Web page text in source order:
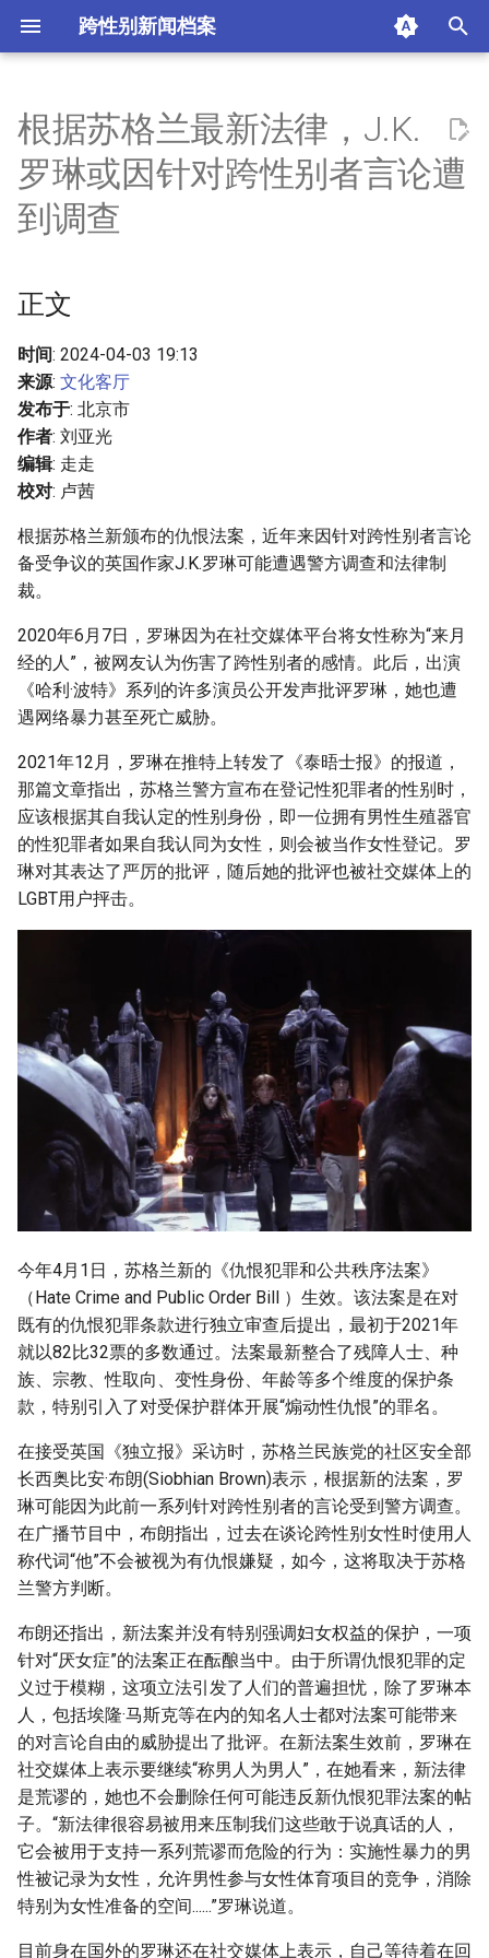
跨性别新闻档案
n
t
i
i
z
n
g
s
e
r
正文
参考链接
附加信息 [Processed Page
根据苏格兰最新法律，J.K.
罗琳或因针对跨性别者言论遭
到调查
正文
时间: 2024-04-03 19:13
来源: 文化客厅
发布于: 北京市
作者: 刘亚光
编辑: 走走
校对: 卢茜
根据苏格兰新颁布的仇恨法案，近年来因针对跨性别者言论
备受争议的英国作家J.K.罗琳可能遭遇警方调查和法律制
裁。
2020年6月7日，罗琳因为在社交媒体平台将女性称为“来月
经的人”，被网友认为伤害了跨性别者的感情。此后，出演
《哈利·波特》系列的许多演员公开发声批评罗琳，她也遭
遇网络暴力甚至死亡威胁。
2021年12月，罗琳在推特上转发了《泰晤士报》的报道，
那篇文章指出，苏格兰警方宣布在登记性犯罪者的性别时，
应该根据其自我认定的性别身份，即一位拥有男性生殖器官
的性犯罪者如果自我认同为女性，则会被当作女性登记。罗
琳对其表达了严厉的批评，随后她的批评也被社交媒体上的
LGBT用户抨击。
今年4月1日，苏格兰新的《仇恨犯罪和公共秩序法案》
（Hate Crime and Public Order Bill ）生效。该法案是在对
既有的仇恨犯罪条款进行独立审查后提出，最初于2021年
就以82比32票的多数通过。法案最新整合了残障人士、种
族、宗教、性取向、变性身份、年龄等多个维度的保护条
款，特别引入了对受保护群体开展“煽动性仇恨”的罪名。
在接受英国《独立报》采访时，苏格兰民族党的社区安全部
长西奥比安·布朗(Siobhian Brown)表示，根据新的法案，罗
琳可能因为此前一系列针对跨性别者的言论受到警方调查。
在广播节目中，布朗指出，过去在谈论跨性别女性时使用人
称代词“他”不会被视为有仇恨嫌疑，如今，这将取决于苏格
兰警方判断。
布朗还指出，新法案并没有特别强调妇女权益的保护，一项
针对“厌女症”的法案正在酝酿当中。由于所谓仇恨犯罪的定
义过于模糊，这项立法引发了人们的普遍担忧，除了罗琳本
人，包括埃隆·马斯克等在内的知名人士都对法案可能带来
的对言论自由的威胁提出了批评。在新法案生效前，罗琳在
社交媒体上表示要继续“称男人为男人”，在她看来，新法律
是荒谬的，她也不会删除任何可能违反新仇恨犯罪法案的帖
子。“新法律很容易被用来压制我们这些敢于说真话的人，
它会被用于支持一系列荒谬而危险的行为：实施性暴力的男
性被记录为女性，允许男性参与女性体育项目的竞争，消除
特别为女性准备的空间......”罗琳说道。
目前身在国外的罗琳还在社交媒体上表示，自己等待着在回